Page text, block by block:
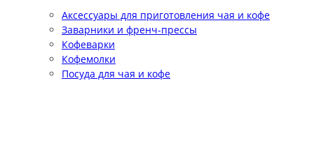
Аксессуары для приготовления чая и кофе
Заварники и френч-прессы
Кофеварки
Кофемолки
Посуда для чая и кофе